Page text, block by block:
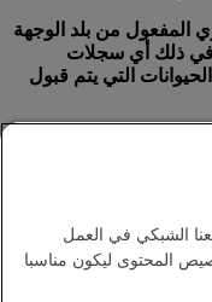
المفعول من بلد الوجهة
في ذلك أي سجلات
التي يتم قبول
متن طيران الإمارات،
على حاوية نقل
في حالات الطوارئ
الشبكي في العمل
المحتوى ليكون مناسبا